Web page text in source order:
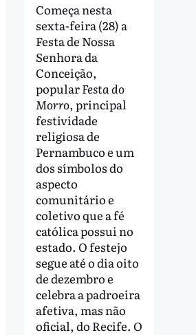
Começa nesta
sexta-feira (28) a
Festa de Nossa
Senhora da
Conceição,
popularFesta do
Morro, principal
festividade
religiosa de
Pernambuco e um
dos símbolos do
aspecto
comunitário e
coletivo que a fé
católica possui no
estado. O festejo
segue até o dia oito
de dezembro e
celebra a padroeira
afetiva, mas não
oficial, do Recife. O